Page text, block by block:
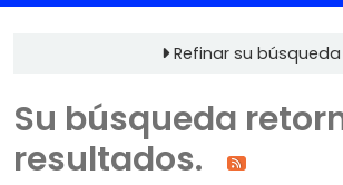
Refinar su búsqueda
Su búsqueda
resultados.